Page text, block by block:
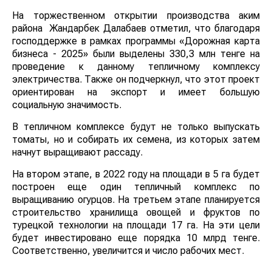
На торжественном открытии производства аким
района Жандарбек Далабаев отметил, что благодаря
господдержке в рамках программы «Дорожная карта
бизнеса - 2025» были выделены 330,3 млн тенге на
проведение к данному тепличному комплексу
электричества. Также он подчеркнул, что этот проект
ориентирован на экспорт и имеет большую
социальную значимость.
В тепличном комплексе будут не только выпускать
томаты, но и собирать их семена, из которых затем
начнут выращивают рассаду.
На втором этапе, в 2022 году на площади в 5 га будет
построен еще один тепличный комплекс по
выращиванию огурцов. На третьем этапе планируется
строительство хранилища овощей и фруктов по
турецкой технологии на площади 17 га. На эти цели
будет инвестировано еще порядка 10 млрд тенге.
Соответственно, увеличится и число рабочих мест.